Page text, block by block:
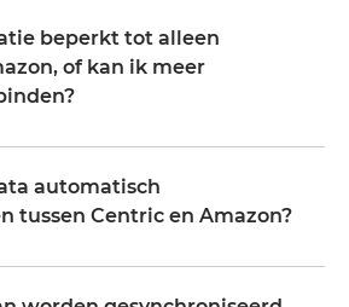
beperkt tot alleen
of kan ik meer
hetzelfde platform uit naar je
of een ander systeem in je
opnieuw te beginnen.
met één of twee
automatisch
tussen Centric en Amazon?